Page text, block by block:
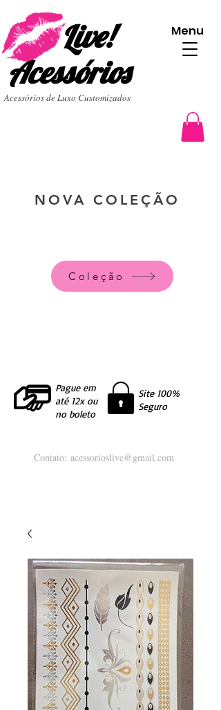
Live!
Acessórios
Acessórios de Luxo Customizados
NOVA COLEÇÃO
Menu
Coleção
Pague em
até 12x ou
no boleto
Site 100%
Seguro
Contato: acessorioslive@gmail.com